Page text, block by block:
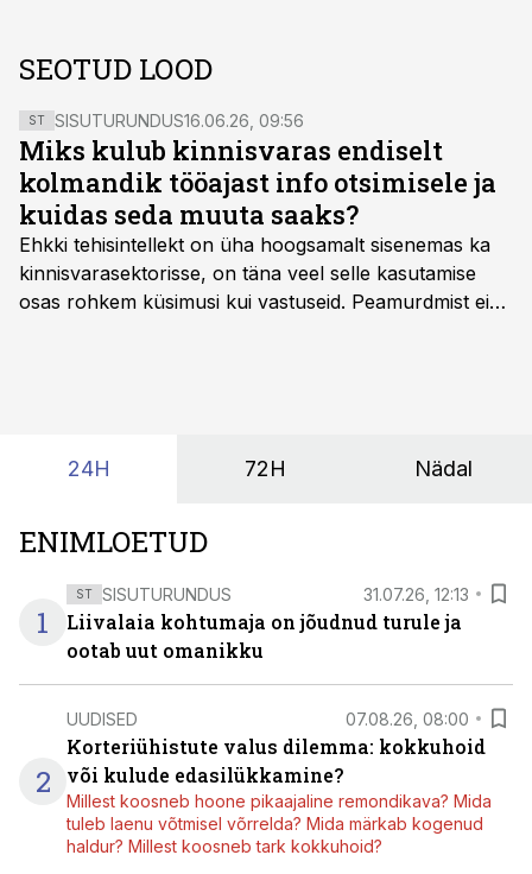
SEOTUD LOOD
ST SISUTURUNDUS16.06.26, 09:56
Miks kulub kinnisvaras endiselt
kolmandik tööajast info otsimisele ja
kuidas seda muuta saaks?
Ehkki tehisintellekt on üha hoogsamalt sisenemas ka
kinnisvarasektorisse, on täna veel selle kasutamise
osas rohkem küsimusi kui vastuseid. Peamurdmist ei
24H 72H Nädal
ENIMLOETUD
1
ST SISUTURUNDUS 31.07.26, 12:13
Liivalaia kohtumaja on jõudnud turule ja
ootab uut omanikku
2
UUDISED 07.08.26, 08:00
Korteriühistute valus dilemma: kokkuhoid
või kulude edasilükkamine?
Millest koosneb hoone pikaajaline remondikava? Mida
tuleb laenu võtmisel võrrelda? Mida märkab kogenud
haldur? Millest koosneb tark kokkuhoid?